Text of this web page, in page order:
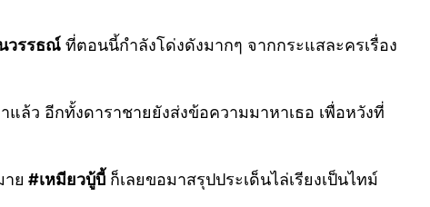
วรรธณ์ ที่ตอนนี้กำลังโด่งดังมากๆ จากกระแสละครเรื่อง
ล้ว อีกทั้งดาราชายยังส่งข้อความมาหาเธอ เพื่อหวังที่
าย #เหมียวบู้บี้ ก็เลยขอมาสรุปประเด็นไล่เรียงเป็นไทม์